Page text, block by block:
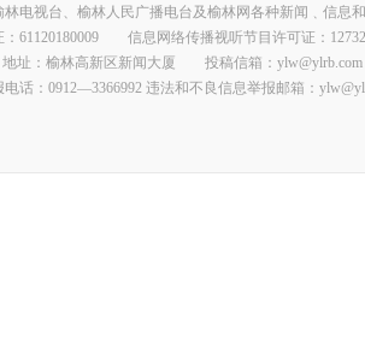
电视台、榆林人民广播电台及榆林网各种新闻﹑信
：61120180009 信息网络传播视听节目许可证：
地址：榆林高新区新闻大厦 投稿信箱：ylw@ylrb.com
话：0912—3366992 违法和不良信息举报邮箱：